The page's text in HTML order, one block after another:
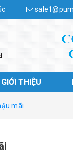
GIỚI THIỆU
mãi